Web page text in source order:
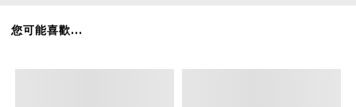
您可能喜歡...